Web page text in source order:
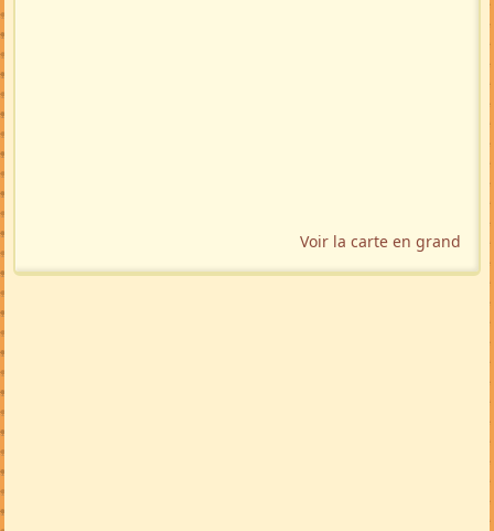
Voir la carte en grand